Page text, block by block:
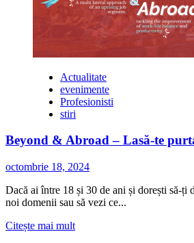
debutat
cu
preturi
crescute
pe
litoral
Actualitate
evenimente
Profesionisti
stiri
Beyond & Abroad – Lasă-te
octombrie 18, 2024
Dacă ai între 18 și 30 de ani și dorești să-ți
noi domenii sau să vezi ce...
Citește mai multCitește